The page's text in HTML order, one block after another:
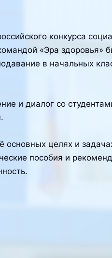
конкурса
«Эра здоровья»
в начальных
и диалог со
целях и
пособия и